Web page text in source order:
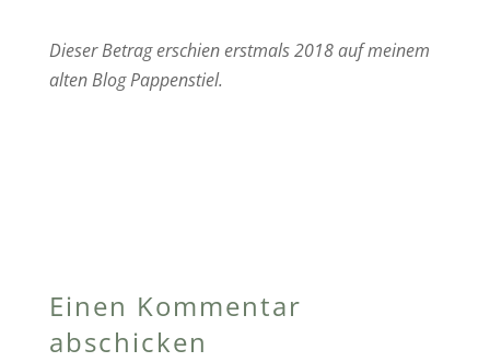
Dieser Betrag erschien erstmals 2018 auf meinem
alten Blog Pappenstiel.
Einen Kommentar
abschicken